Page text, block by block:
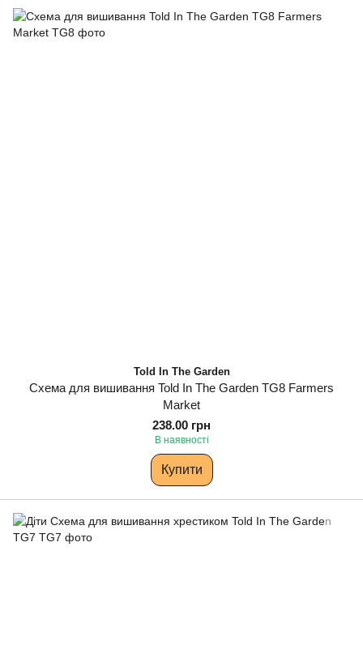
Told In The Garden
Схема для вишивання Told In The Garden TG8 Farmers
Market
238.00 грн
В наявності
Купити